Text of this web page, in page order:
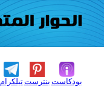
تيلكرامبنترست بودكاست